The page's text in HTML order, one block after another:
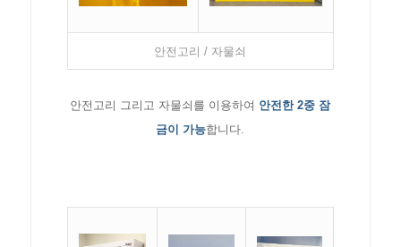
안전고리 / 자물쇠
안전고리 그리고 자물쇠를 이용하여 안전한 2중 잠
금이 가능합니다.